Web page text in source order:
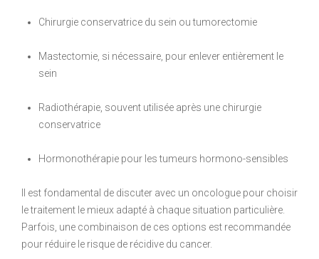
Chirurgie conservatrice du sein ou tumorectomie
Mastectomie, si nécessaire, pour enlever entièrement le
sein
Radiothérapie, souvent utilisée après une chirurgie
conservatrice
Hormonothérapie pour les tumeurs hormono-sensibles
Il est fondamental de discuter avec un oncologue pour choisir
le traitement le mieux adapté à chaque situation particulière.
Parfois, une combinaison de ces options est recommandée
pour réduire le risque de récidive du cancer.